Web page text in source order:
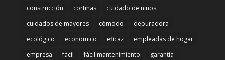
construcción
cortinas
cuidado de niños
cuidados de mayores
cómodo
depuradora
ecológico
economico eficaz
empleadas de hogar
empresa
fácil fácil mantenimiento
garantia